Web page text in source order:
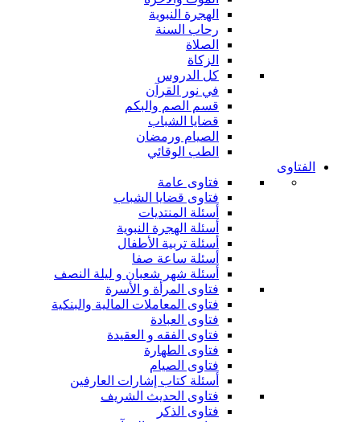
الهجرة النبوية
رحاب السنة
الصلاة
الزكاة
كل الدروس
في نور القرآن
قسم الصم والبكم
قضايا الشباب
الصيام ورمضان
الطب الوقائي
الفتاوى
فتاوى عامة
فتاوى قضايا الشباب
أسئلة المنتديات
أسئلة الهجرة النبوية
أسئلة تربية الأطفال
أسئلة ساعة صفا
أسئلة شهر شعبان و ليلة النصف
فتاوى المرأة و الأسرة
فتاوى المعاملات المالية والبنكية
فتاوى العبادة
فتاوى الفقه و العقيدة
فتاوى الطهارة
فتاوى الصيام
أسئلة كتاب إشارات العارفين
فتاوى الحديث الشريف
فتاوى الذكر